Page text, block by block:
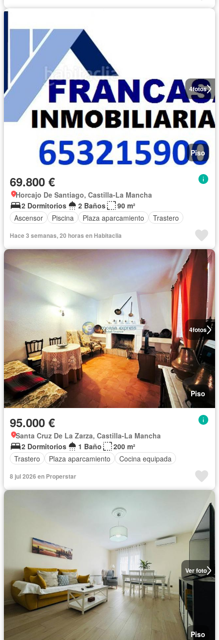
4fotos
Piso
69.800 €
Horcajo De Santiago, Castilla-La Mancha
2 Dormitorios
2 Baños
90 m²
Ascensor
Piscina Plaza aparcamiento Trastero
Hace 3 semanas, 20 horas en Habitaclia
4fotos
Piso
95.000 €
Santa Cruz De La Zarza, Castilla-La Mancha
2 Dormitorios
1 Baño
200 m²
Trastero
Plaza aparcamiento Cocina equipada
8 jul 2026 en Properstar
Ver foto
Piso